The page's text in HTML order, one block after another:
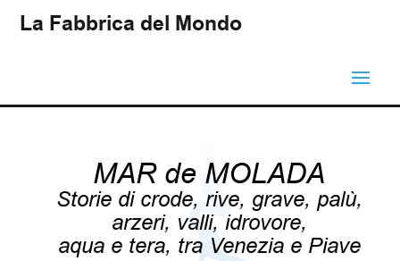
La Fabbrica del Mondo
MAR de MOLADA
Storie di crode, rive, grave, palù,
arzeri, valli, idrovore,
aqua e tera, tra Venezia e Piave